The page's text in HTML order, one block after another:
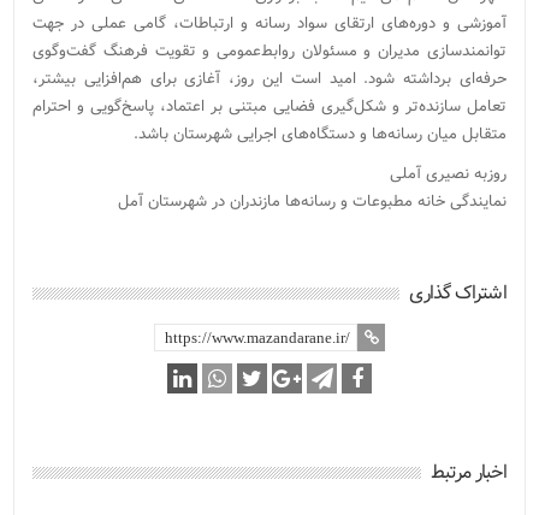
آموزشی و دوره‌های ارتقای سواد رسانه و ارتباطات، گامی عملی در جهت
توانمندسازی مدیران و مسئولان روابط‌عمومی و تقویت فرهنگ گفت‌وگوی
حرفه‌ای برداشته شود. امید است این روز، آغازی برای هم‌افزایی بیشتر،
تعامل سازنده‌تر و شکل‌گیری فضایی مبتنی بر اعتماد، پاسخ‌گویی و احترام
متقابل میان رسانه‌ها و دستگاه‌های اجرایی شهرستان باشد.
روزبه نصیری آملی
نمایندگی خانه مطبوعات و رسانه‌ها مازندران در شهرستان آمل
اشتراک گذاری
اخبار مرتبط